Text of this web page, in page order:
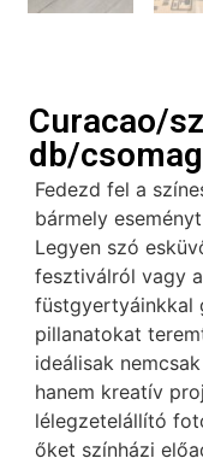
Curacao/
db/
Fedezd fel a
bármely
Legyen szó
fesztiválról vagy
füstgyertyáinkkal
pillanatokat
ideálisak
hanem kreatív
lélegzetelállító
őket színházi